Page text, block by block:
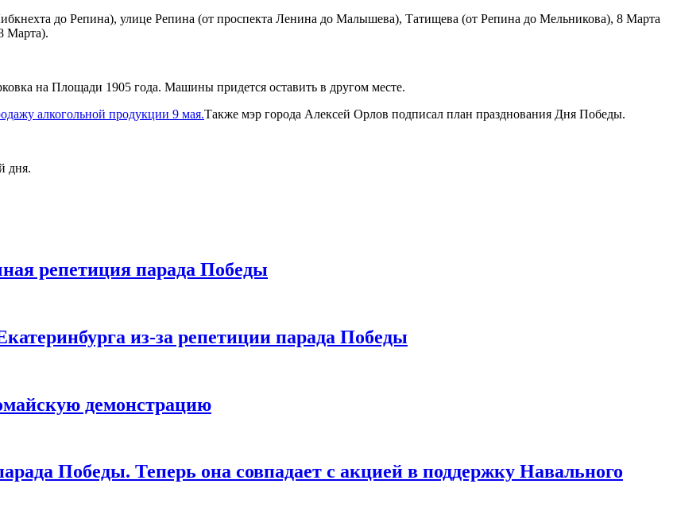
до Репина), улице Репина (от проспекта Ленина до Малышева), Татищева (от Репина до Мельникова), 8 Марта
Марта).
на Площади 1905 года. Машины придется оставить в другом месте.
алкогольной продукции 9 мая.Также мэр города Алексей Орлов подписал план празднования Дня Победы.
дня.
репетиция парада Победы
из-за репетиции парада Победы
демонстрацию
Победы. Теперь она совпадает с акцией в поддержку Навального